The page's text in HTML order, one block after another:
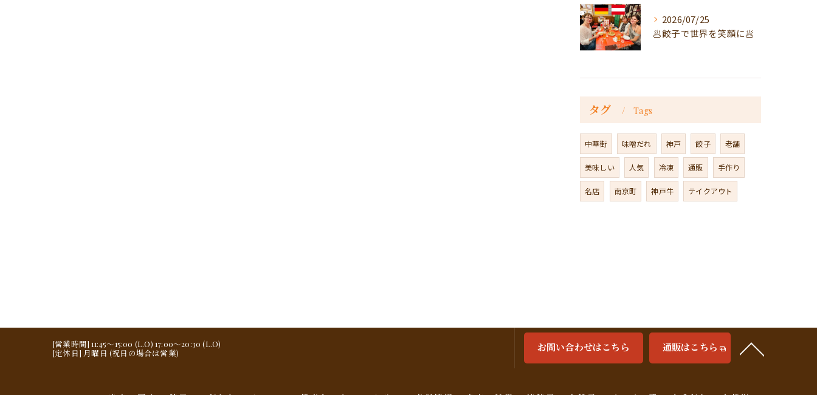
2026/07/25
🥟餃子で世界を笑顔に🥟
タグ Tags
中華街 味噌だれ 神戸 餃子 老舗
美味しい 人気 冷凍 通販 手作り
名店 南京町 神戸牛 テイクアウト
[営業時間] 11:45～15:00 (L.O) 17:00～20:30 (L.O)
[定休日] 月曜日 (祝日の場合は営業)
お問い合わせはこちら 通販はこちら